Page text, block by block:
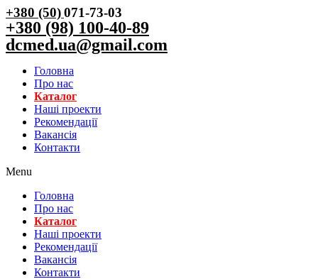
+380 (50)071-73-03
+380 (98) 100-40-89
dcmed.ua@gmail.com
Головна
Про нас
Каталог
Нашi проекти
Рекомендації
Вакансiя
Контакти
Menu
Головна
Про нас
Каталог
Нашi проекти
Рекомендації
Вакансiя
Контакти